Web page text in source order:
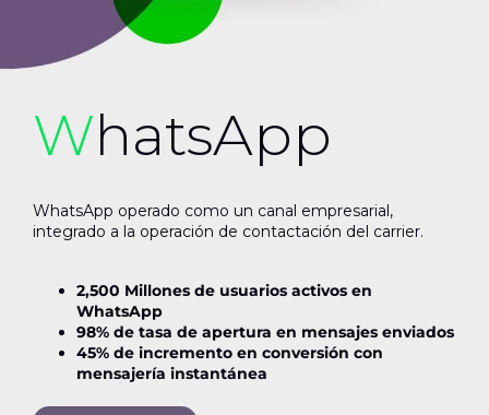
WhatsApp
WhatsApp operado como un canal empresarial,
integrado a la operación de contactación del carrier.
2,500 Millones de usuarios activos en
WhatsApp
98% de tasa de apertura en mensajes enviados
45% de incremento en conversión con
mensajería instantánea